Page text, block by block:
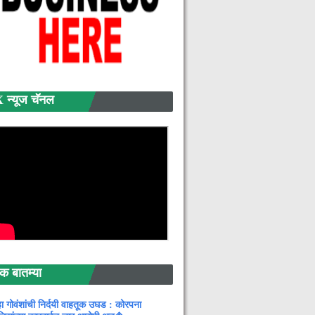
न्यूज चॅनल
बातम्या
गोवंशांची निर्दयी वाहतूक उघड : कोरपना